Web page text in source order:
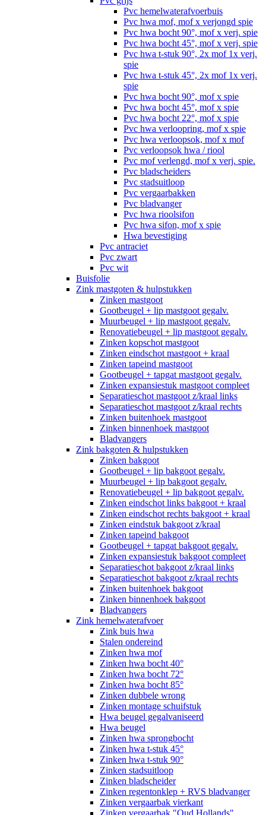
Pvc hemelwaterafvoerbuis
Pvc hwa mof, mof x verjongd spie
Pvc hwa bocht 90°, mof x verj. spie
Pvc hwa bocht 45°, mof x verj. spie
Pvc hwa t-stuk 90°, 2x mof 1x verj.
spie
Pvc hwa t-stuk 45°, 2x mof 1x verj.
spie
Pvc hwa bocht 90°, mof x spie
Pvc hwa bocht 45°, mof x spie
Pvc hwa bocht 22°, mof x spie
Pvc hwa verloopring, mof x spie
Pvc hwa verloopsok, mof x mof
Pvc verloopsok hwa / riool
Pvc mof verlengd, mof x verj. spie.
Pvc bladscheiders
Pvc stadsuitloop
Pvc vergaarbakken
Pvc bladvanger
Pvc hwa rioolsifon
Pvc hwa sifon, mof x spie
Hwa bevestiging
Pvc antraciet
Pvc zwart
Pvc wit
Buisfolie
Zink mastgoten & hulpstukken
Zinken mastgoot
Gootbeugel + lip mastgoot gegalv.
Muurbeugel + lip mastgoot gegalv.
Renovatiebeugel + lip mastgoot gegalv.
Zinken kopschot mastgoot
Zinken eindschot mastgoot + kraal
Zinken tapeind mastgoot
Gootbeugel + tapgat mastgoot gegalv.
Zinken expansiestuk mastgoot compleet
Separatieschot mastgoot z/kraal links
Separatieschot mastgoot z/kraal rechts
Zinken buitenhoek mastgoot
Zinken binnenhoek mastgoot
Bladvangers
Zink bakgoten & hulpstukken
Zinken bakgoot
Gootbeugel + lip bakgoot gegalv.
Muurbeugel + lip bakgoot gegalv.
Renovatiebeugel + lip bakgoot gegalv.
Zinken eindschot links bakgoot + kraal
Zinken eindschot rechts bakgoot + kraal
Zinken eindstuk bakgoot z/kraal
Zinken tapeind bakgoot
Gootbeugel + tapgat bakgoot gegalv.
Zinken expansiestuk bakgoot compleet
Separatieschot bakgoot z/kraal links
Separatieschot bakgoot z/kraal rechts
Zinken buitenhoek bakgoot
Zinken binnenhoek bakgoot
Bladvangers
Zink hemelwaterafvoer
Zink buis hwa
Stalen ondereind
Zinken hwa mof
Zinken hwa bocht 40°
Zinken hwa bocht 72°
Zinken hwa bocht 85°
Zinken dubbele wrong
Zinken montage schuifstuk
Hwa beugel gegalvaniseerd
Hwa beugel
Zinken hwa sprongbocht
Zinken hwa t-stuk 45°
Zinken hwa t-stuk 90°
Zinken stadsuitloop
Zinken bladscheider
Zinken regentonklep + RVS bladvanger
Zinken vergaarbak vierkant
Zinken vergaarbak "Oud Hollands"